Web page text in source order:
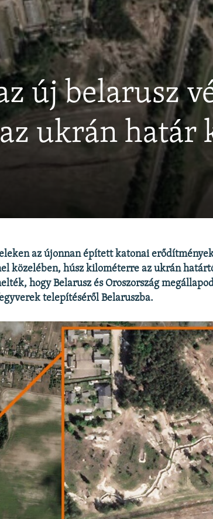
új belarusz
ukrán határ
az újonnan épített katonai
közelében, húsz kilométerre az ukrán
hogy Belarusz és Oroszország
telepítéséről Belaruszba.